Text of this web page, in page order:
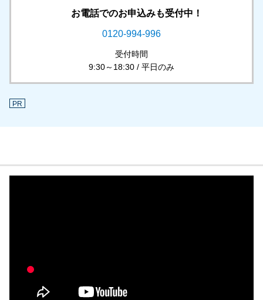
お電話でのお申込みも受付中！
0120-994-996
受付時間
9:30～18:30 / 平日のみ
PR